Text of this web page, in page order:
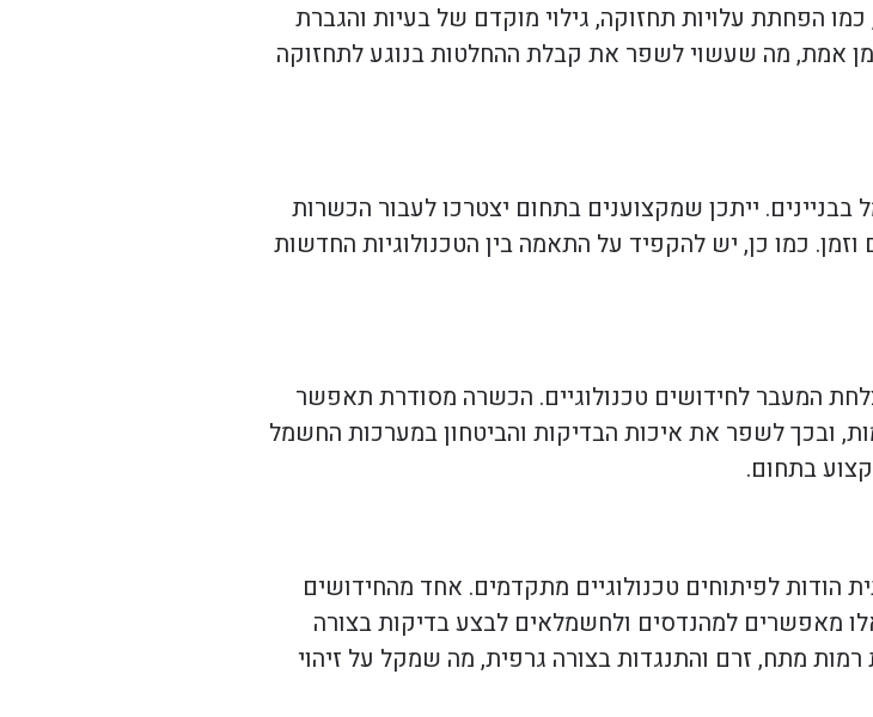
הפחתת עלויות תחזוקה, גילוי מוקדם של בעיות והגברת
אמת, מה שעשוי לשפר את קבלת ההחלטות בנוגע לתחזוקה
ייתכן שמקצוענים בתחום יצטרכו לעבור הכשרות
כמו כן, יש להקפיד על התאמה בין הטכנולוגיות החדשות
המעבר לחידושים טכנולוגיים. הכשרה מסודרת תאפשר
ובכך לשפר את איכות הבדיקות והביטחון במערכות החשמל
בתחום.
לפיתוחים טכנולוגיים מתקדמים. אחד מהחידושים
מאפשרים למהנדסים ולחשמלאים לבצע בדיקות בצורה
רמות מתח, זרם והתנגדות בצורה גרפית, מה שמקל על זיהוי